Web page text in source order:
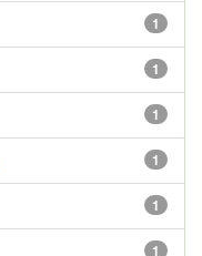
1
1
1
1
1
1